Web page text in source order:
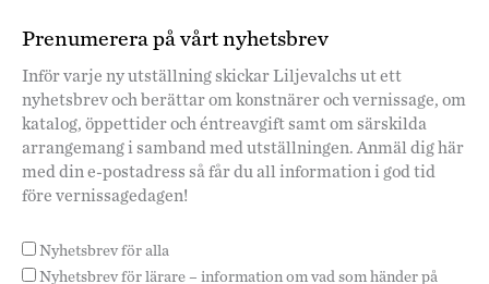
Prenumerera på vårt nyhetsbrev
Inför varje ny utställning skickar Liljevalchs ut ett
nyhetsbrev och berättar om konstnärer och vernissage, om
katalog, öppettider och éntreavgift samt om särskilda
arrangemang i samband med utställningen. Anmäl dig här
med din e-postadress så får du all information i god tid
före vernissagedagen!
Nyhetsbrev för alla
Nyhetsbrev för lärare – information om vad som händer på